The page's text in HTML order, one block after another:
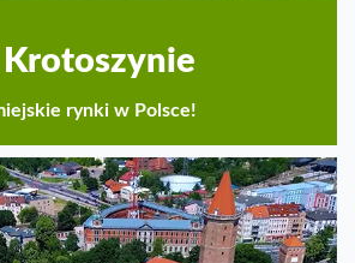
Krotoszynie
rynki w Polsce!